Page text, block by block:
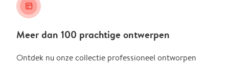
layout_alt
Meer dan 100 prachtige ontwerpen
Ontdek nu onze collectie professioneel ontworpen